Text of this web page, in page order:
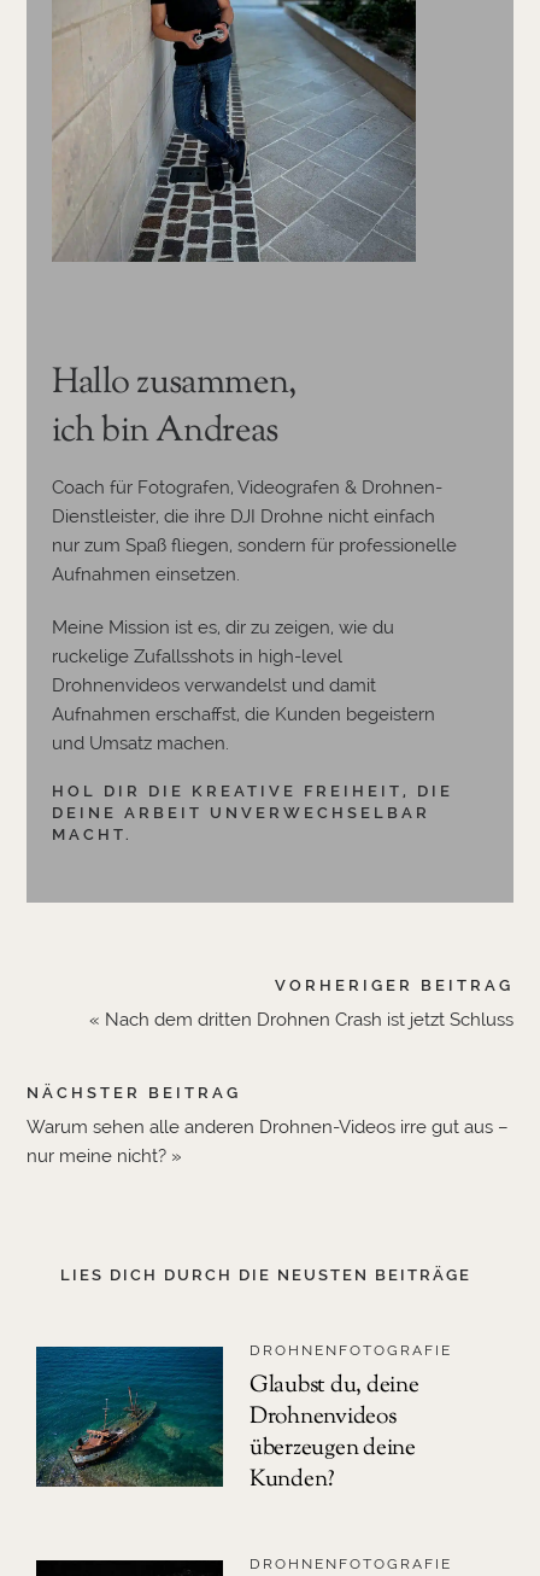
Hallo zusammen,
ich bin Andreas
Coach für Fotografen, Videografen & Drohnen-
Dienstleister, die ihre DJI Drohne nicht einfach
nur zum Spaß fliegen, sondern für professionelle
Aufnahmen einsetzen.
Meine Mission ist es, dir zu zeigen, wie du
ruckelige Zufallsshots in high-level
Drohnenvideos verwandelst und damit
Aufnahmen erschaffst, die Kunden begeistern
und Umsatz machen.
HOL DIR DIE KREATIVE FREIHEIT, DIE
DEINE ARBEIT UNVERWECHSELBAR
MACHT.
VORHERIGER BEITRAG
« Nach dem dritten Drohnen Crash ist jetzt Schluss
NÄCHSTER BEITRAG
Warum sehen alle anderen Drohnen-Videos irre gut aus –
nur meine nicht? »
LIES DICH DURCH DIE NEUSTEN BEITRÄGE
Glaubst du, deine
Drohnenvideos
überzeugen deine
Kunden?
DROHNENFOTOGRAFIE
DROHNENFOTOGRAFIE